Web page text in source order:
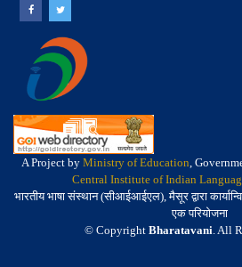
A Project by Ministry of Education,
Central Institute of Indian
भारतीय भाषा संस्थान (सीआईआईएल), मैसूर द्वारा
एक परियोजना
© Copyright Bharatavani. All